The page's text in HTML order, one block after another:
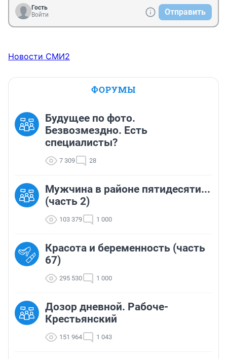
Гость
Войти
Отправить
Новости СМИ2
ФОРУМЫ
Будущее по фото.
Безвозмездно. Есть
специалисты?
7 309 28
Мужчина в районе пятидесяти...
(часть 2)
103 379 1 000
Красота и беременность (часть
67)
295 530 1 000
Дозор дневной. Рабоче-
Крестьянский
151 964 1 043